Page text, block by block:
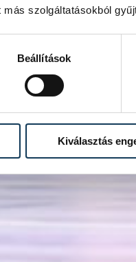
szolgáltatásokból
Beállítások
Kiválasztás